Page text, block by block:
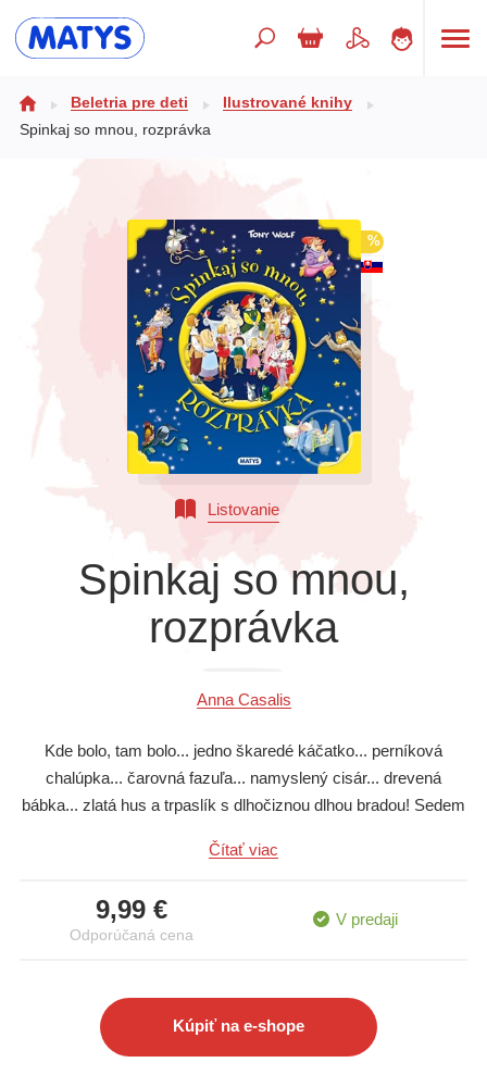
Doplnkový sortiment
Populárno - náučné pre deti
Výchova a pedagogika
Všetky kategórie
Beletria pre deti
Ilustrované knihy
Spinkaj so mnou, rozprávka
%
Listovanie
Spinkaj so mnou,
rozprávka
Anna Casalis
Kde bolo, tam bolo... jedno škaredé káčatko... perníková
chalúpka... čarovná fazuľa... namyslený cisár... drevená
bábka... zlatá hus a trpaslík s dlhočiznou dlhou bradou! Sedem
zaspali a snívali sa im krásne sníčky.
Knižočka ukrýva tieto známe rozprávky: Škaredé káčatko,
Janko a Marienka, Čarovná fazuľa, Cisárove nové šaty,
Čítať viac
9,99 €
Odporúčaná cena
V predaji
Kúpiť na e-shope